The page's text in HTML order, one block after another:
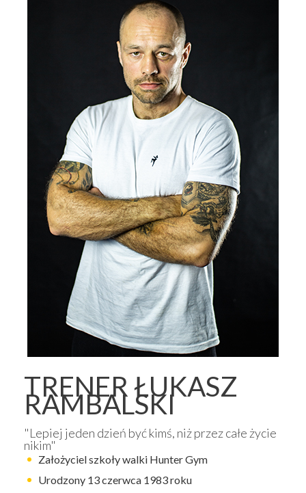
TRENER ŁUKASZ
RAMBALSKI
"Lepiej jeden dzień być kimś, niż przez całe życie
nikim"
Założyciel szkoły walki Hunter Gym
Urodzony 13 czerwca 1983 roku